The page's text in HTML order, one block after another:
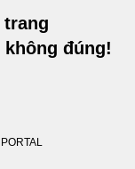
trang
đúng!